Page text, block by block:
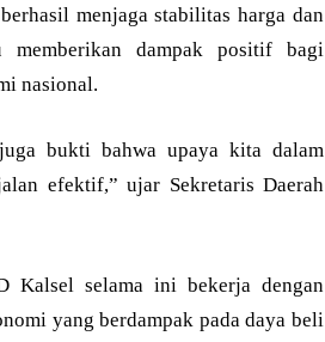
menjaga stabilitas harga dan
memberikan dampak positif bagi
nasional.
bukti bahwa upaya kita dalam
efektif,” ujar Sekretaris Daerah
Kalsel selama ini bekerja dengan
yang berdampak pada daya beli